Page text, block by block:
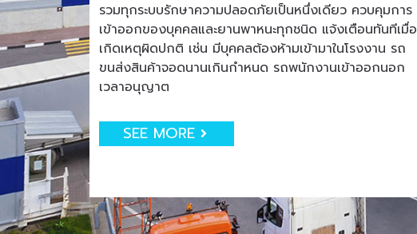
รวมทุกระบบรักษาความปลอดภัยเป็นหนึ่งเดียว ควบคุมการ
เข้าออกของบุคคลและยานพาหนะทุกชนิด แจ้งเตือนทันทีเมื่อ
เกิดเหตุผิดปกติ เช่น มีบุคคลต้องห้ามเข้ามาในโรงงาน รถ
ขนส่งสินค้าจอดนานเกินกำหนด รถพนักงานเข้าออกนอก
เวลาอนุญาต
SEE MORE